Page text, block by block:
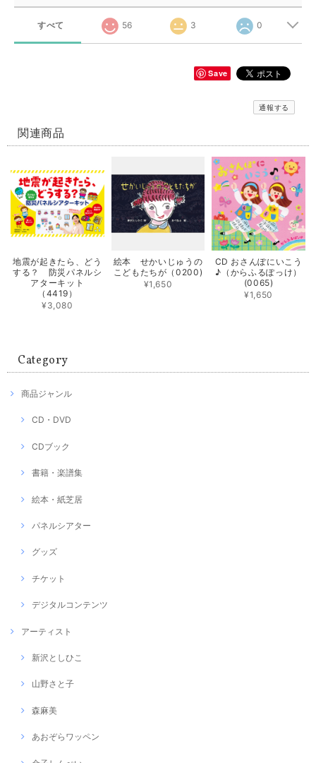
すべて 56 3 0
Save
通報する
関連商品
地震が起きたら、どう
する？ 防災パネルシ
アターキット
（4419）
¥3,080
絵本 せかいじゅうの
こどもたちが（0200)
¥1,650
CD おさんぽにいこう
♪（からふるぽっけ）
(0065)
¥1,650
Category
商品ジャンル
CD・DVD
CDブック
書籍・楽譜集
絵本・紙芝居
パネルシアター
グッズ
チケット
デジタルコンテンツ
アーティスト
新沢としひこ
山野さと子
森麻美
あおぞらワッペン